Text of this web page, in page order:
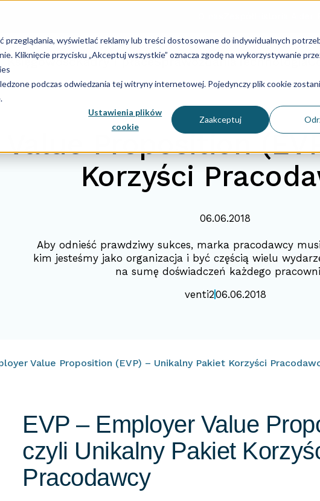
przeglądania, wyświetlać reklamy lub treści dostosowane do indywidualnych
Kliknięcie przycisku „Akceptuj wszystkie” oznacza zgodę na wykorzystywanie
podczas odwiedzania tej witryny internetowej. Pojedynczy plik cookie
Ustawienia plików
cookie
Zaakceptuj
KsięgowośćKadry i płaceSprawozdania Technologia
Proposition
Korzyści
06.06.2018
Aby odnieść prawdziwy sukces, marka pracodawcy
kim jesteśmy jako organizacja i być częścią wielu
na sumę doświadczeń każdego
venti206.06.2018
Value Proposition (EVP) – Unikalny Pakiet Korzyści
EVP – Employer Value
czyli Unikalny Pakiet
Pracodawcy